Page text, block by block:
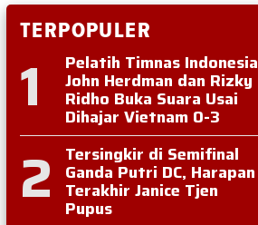
TERPOPULER
1 Pelatih Timnas Indonesia
John Herdman dan Rizky
Ridho Buka Suara Usai
Dihajar Vietnam 0-3
2 Tersingkir di Semifinal
Ganda Putri DC, Harapan
Terakhir Janice Tjen
Pupus